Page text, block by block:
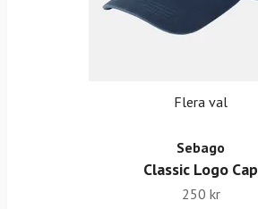
Flera val
Sebago
Classic Logo Cap
250 kr